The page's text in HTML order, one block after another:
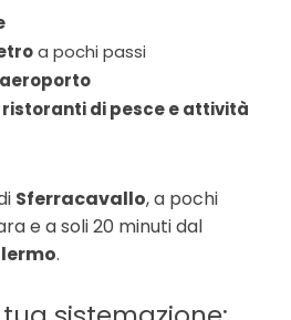
a pochi passi
ristoranti di pesce e attività
Sferracavallo, a pochi
e a soli 20 minuti dal
.